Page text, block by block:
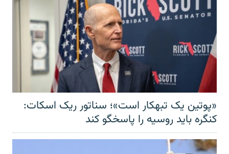
«پوتین یک تبهکار است»؛ سناتور ریک اسکات:
کنگره باید روسیه را پاسخگو کند